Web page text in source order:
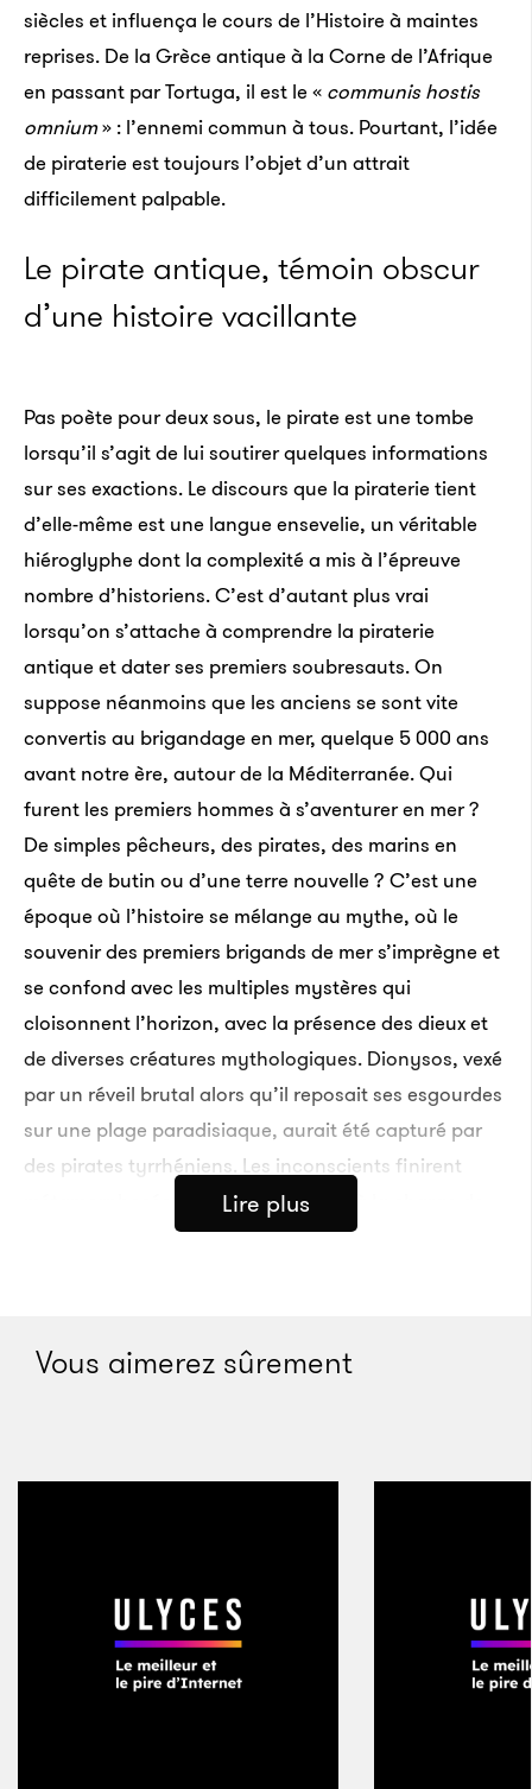
siècles et influença le cours de l’Histoire à maintes
reprises. De la Grèce antique à la Corne de l’Afrique
en passant par Tortuga, il est le « communis hostis
omnium» : l’ennemi commun à tous. Pourtant, l’idée
de piraterie est toujours l’objet d’un attrait
difficilement palpable.
Le pirate antique, témoin obscur
d’une histoire vacillante
Pas poète pour deux sous, le pirate est une tombe
lorsqu’il s’agit de lui soutirer quelques informations
sur ses exactions. Le discours que la piraterie tient
d’elle-même est une langue ensevelie, un véritable
hiéroglyphe dont la complexité a mis à l’épreuve
nombre d’historiens. C’est d’autant plus vrai
lorsqu’on s’attache à comprendre la piraterie
antique et dater ses premiers soubresauts. On
suppose néanmoins que les anciens se sont vite
convertis au brigandage en mer, quelque 5 000 ans
avant notre ère, autour de la Méditerranée. Qui
furent les premiers hommes à s’aventurer en mer ?
De simples pêcheurs, des pirates, des marins en
quête de butin ou d’une terre nouvelle ? C’est une
époque où l’histoire se mélange au mythe, où le
souvenir des premiers brigands de mer s’imprègne et
se confond avec les multiples mystères qui
cloisonnent l’horizon, avec la présence des dieux et
de diverses créatures mythologiques. Dionysos, vexé
par un réveil brutal alors qu’il reposait ses esgourdes
sur une plage paradisiaque, aurait été capturé par
des pirates tyrrhéniens. Les inconscients finirent
métamorphosés en dauphin, laissés à la charge de
Poséidon. Les plus vieux poèmes du monde regorgent
l’époux malheureux d’Hélène, écume les côtes
orientales de la Méditerranée. Achille, avant la guerre
Ulysse doit décliner son identité lorsque il touche une
Naviguez-vous pour quelque négoce ou à l’aventure
tels les pirates qui errent en exposant leur vie et
portent le malheur chez les étrangers ?
Lire plus
Vous aimerez sûrement